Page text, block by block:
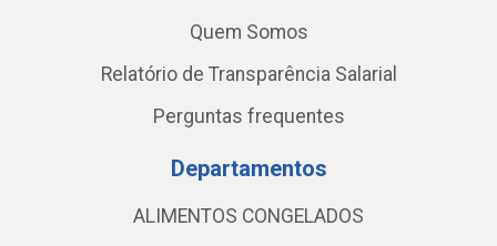
Quem Somos
Relatório de Transparência Salarial
Perguntas frequentes
Departamentos
ALIMENTOS CONGELADOS